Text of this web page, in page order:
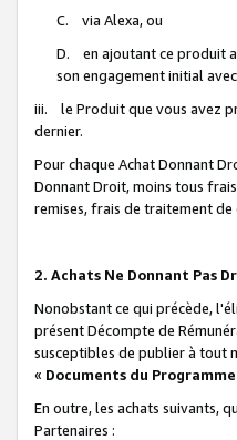
C. via Alexa, ou
D. en ajoutant ce produit
son engagement initial
iii. le Produit que vous avez
dernier.
Pour chaque Achat Donnant
Donnant Droit, moins tous
remises, frais de traitement
2. Achats Ne Donnant Pas
Nonobstant ce qui précède,
présent Décompte de
susceptibles de publier à tout
« Documents du Programme
En outre, les achats suivants,
Partenaires :